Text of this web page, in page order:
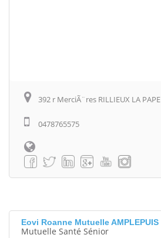
392 r MerciÃ¨res RILLIEUX LA PAPE
0478765575
Eovi Roanne Mutuelle AMPLEPUIS
Mutuelle Santé Sénior